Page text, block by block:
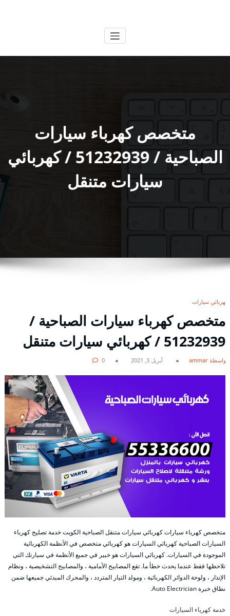
متخصص كهرباء سيارات
الصباحية / 51232939‬ / كهربائي
سيارات متنقل
كهربائي سيارات
متخصص كهرباء سيارات الصباحية /
51232939‬ / كهربائي سيارات متنقل
بواسطة ammar أبريل 3, 2021 0
متخصص كهرباء سيارات كهربائي سيارات متنقل الصباحية الكويت خدمة تصليح كهرباء
السيارات الصباحية كهربائي السيارات هو كهربائي متخصص في الأنظمة الكهربائية
الموجودة في السيارات. كهربائي السيارات هو خبير في جميع الأنظمة في سيارتك التي
تلاحظها فقط عندما يحدث خطأ ما. تقع المصابيح الأمامية ، والمصابيح التشخيصية ، ونظام
الإنذار ، ولوحة الدوائر الكهربائية ، ومولد التيار المتردد ، والمحرك المبدئي جميعها ضمن
نطاق خبرة Auto Electrician.
خدمة كهرباء السيارات